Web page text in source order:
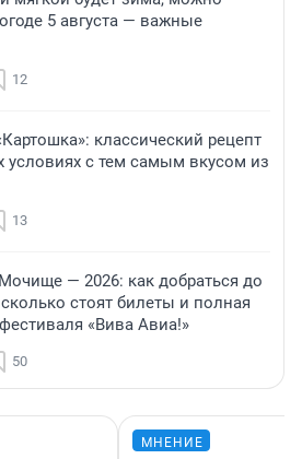
5 августа — важные
12
классический рецепт
условиях с тем самым вкусом из
13
— 2026: как добраться до
стоят билеты и полная
«Вива Авиа!»
50
МНЕНИЕ